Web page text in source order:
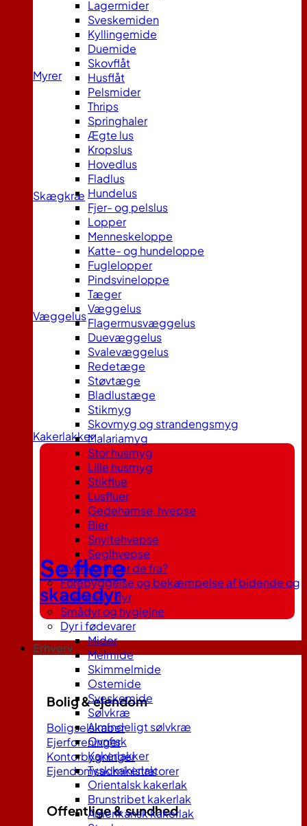
Myrer
Skægkræ
Væggelus
Kakerlakker
Se flere
skadedyr
Erhverv
Bolig & ejendom
Boligselskaber
Ejerforeninger
Kontorbygninger
Ejendomsadministratorer
Offentlige & sundhed
Lagermider
Sveskemiden
Kyllingemide
Duemide
Skovflåt
Husflåt
Pelsmider
Thrips
Springhaler
Ægte lus
Kropslus
Hovedlus
Fladlus
Hundelus
Fjer- og pelslus
Lopper
Menneskeloppe
Katte- og hundeloppe
Fuglelopper
Pindsvineloppe
Tæger
Væggelus
Flagermusvæggelus
Duevæggelus
Svalevæggelus
Redetæge
Støvtæge
Bladlustæge
Stikmyg
Skovmyg og strandengsmyg
Malariamyg
Stor husmyg
Lille husmyg
Stikflue
Lusfluer
Gedehamse, hvepse
Bier
Snyltehvepse
Seglhvepse
Hvor kommer de fra?
Forebyggelse og bekæmpelse af bidende og
stikkende dyr
Smådyr og hygiejne
Dyr i fødevarer
Mider
Melmide
Skimmelmide
Ostemide
Sveskemide
Sølvkræ
Almindeligt sølvkræ
Ovnfisk
Kakerlakker
Tysk kakerlak
Orientalsk kakerlak
Brunstribet kakerlak
Amerikansk kakerlak